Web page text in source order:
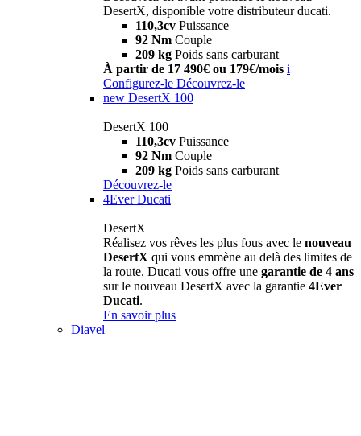
DesertX, disponible votre distributeur ducati.
110,3cv Puissance
92 Nm Couple
209 kg Poids sans carburant
À partir de 17 490€ ou 179€/mois i
Configurez-le Découvrez-le
new DesertX 100
DesertX 100
110,3cv Puissance
92 Nm Couple
209 kg Poids sans carburant
Découvrez-le
4Ever Ducati
DesertX
Réalisez vos rêves les plus fous avec le nouveau
DesertX qui vous emmène au delà des limites de
la route. Ducati vous offre une garantie de 4 ans
sur le nouveau DesertX avec la garantie 4Ever
Ducati.
En savoir plus
Diavel